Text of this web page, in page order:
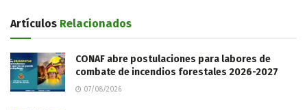
Artículos Relacionados
CONAF abre postulaciones para labores de
combate de incendios forestales 2026-2027
07/08/2026